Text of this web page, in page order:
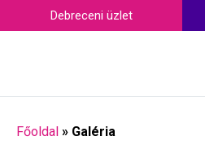
Debreceni üzlet
Főoldal » Galéria